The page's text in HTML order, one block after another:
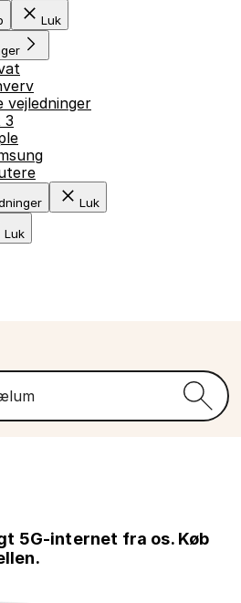
Luk
vejledninger
3
Luk
Luk
5G-internet fra os. Køb